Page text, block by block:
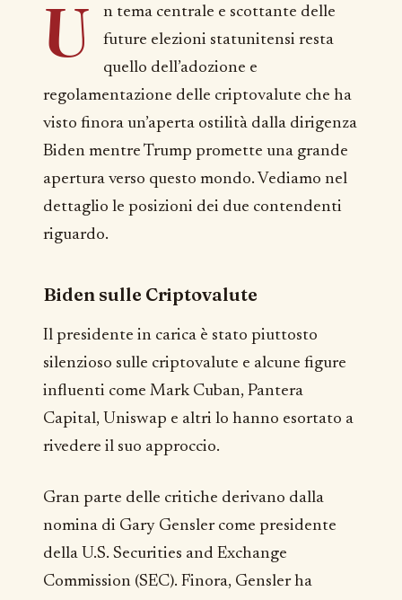
U
n tema centrale e scottante delle
future elezioni statunitensi resta
quello dell’adozione e
regolamentazione delle criptovalute che ha
visto finora un’aperta ostilità dalla dirigenza
Biden mentre Trump promette una grande
apertura verso questo mondo. Vediamo nel
dettaglio le posizioni dei due contendenti
riguardo.
Biden sulle Criptovalute
Il presidente in carica è stato piuttosto
silenzioso sulle criptovalute e alcune figure
influenti come Mark Cuban, Pantera
Capital, Uniswap e altri lo hanno esortato a
rivedere il suo approccio.
Gran parte delle critiche derivano dalla
nomina di Gary Gensler come presidente
della U.S. Securities and Exchange
Commission (SEC). Finora, Gensler ha